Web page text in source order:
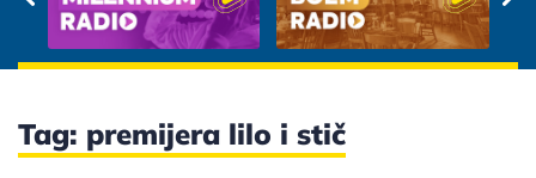
Tag: premijera lilo i stič